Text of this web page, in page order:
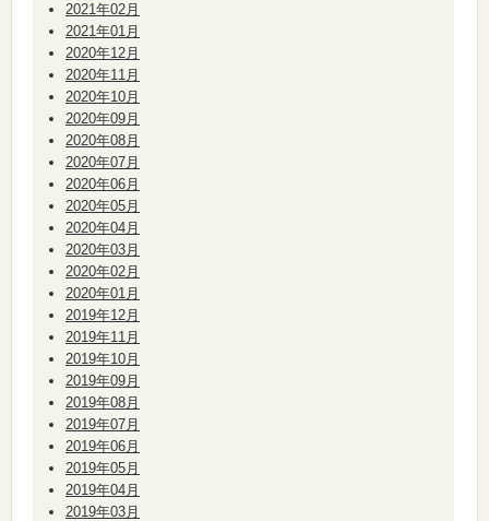
2021年02月
2021年01月
2020年12月
2020年11月
2020年10月
2020年09月
2020年08月
2020年07月
2020年06月
2020年05月
2020年04月
2020年03月
2020年02月
2020年01月
2019年12月
2019年11月
2019年10月
2019年09月
2019年08月
2019年07月
2019年06月
2019年05月
2019年04月
2019年03月